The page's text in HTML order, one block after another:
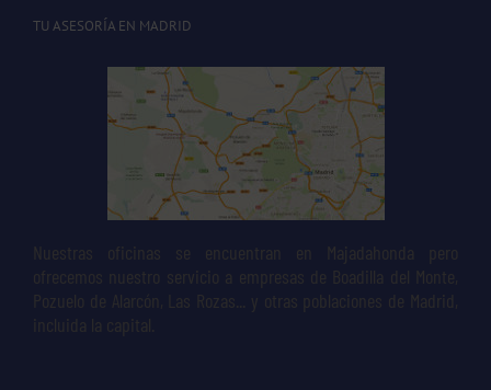
TU ASESORÍA EN MADRID
Nuestras oficinas se encuentran en Majadahonda pero
ofrecemos nuestro servicio a empresas de Boadilla del Monte,
Pozuelo de Alarcón, Las Rozas... y otras poblaciones de Madrid,
incluida la capital.